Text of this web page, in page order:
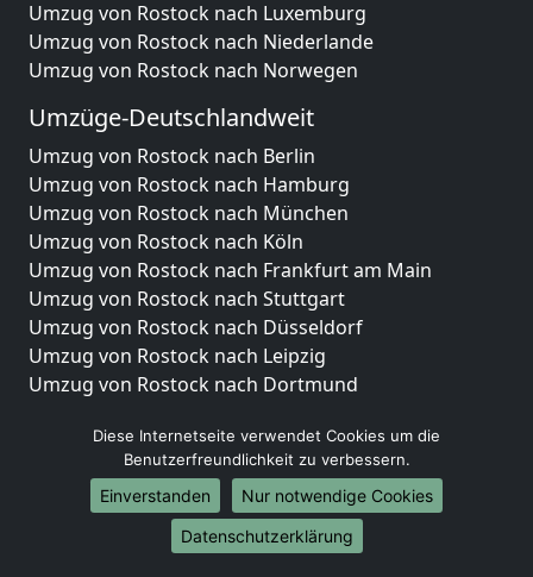
Umzug von Rostock nach Luxemburg
Umzug von Rostock nach Niederlande
Umzug von Rostock nach Norwegen
Umzüge-Deutschlandweit
Umzug von Rostock nach Berlin
Umzug von Rostock nach Hamburg
Umzug von Rostock nach München
Umzug von Rostock nach Köln
Umzug von Rostock nach Frankfurt am Main
Umzug von Rostock nach Stuttgart
Umzug von Rostock nach Düsseldorf
Umzug von Rostock nach Leipzig
Umzug von Rostock nach Dortmund
Umzug von Rostock nach Bremen
Umzug von Rostock nach Dresden
Umzug von Rostock nach Hannover
Umzug von Rostock nach Nürnberg
Umzug von Rostock nach Duisburg
Diese Internetseite verwendet Cookies um die
Benutzerfreundlichkeit zu verbessern.
Einverstanden
Nur notwendige Cookies
Datenschutzerklärung